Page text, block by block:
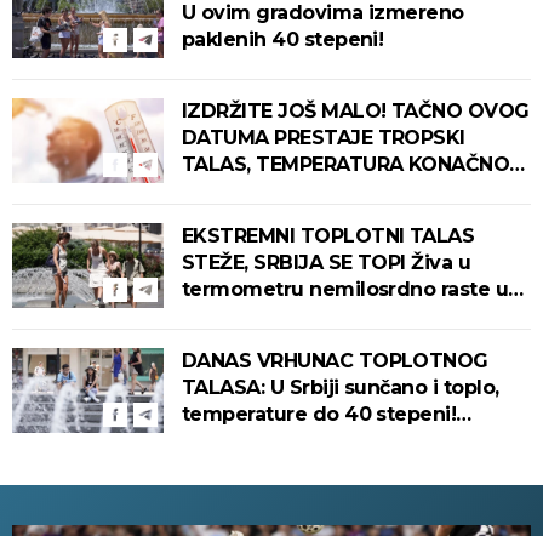
U ovim gradovima izmereno
paklenih 40 stepeni!
IZDRŽITE JOŠ MALO! TAČNO OVOG
DATUMA PRESTAJE TROPSKI
TALAS, TEMPERATURA KONAČNO
EKSTREMNI TOPLOTNI TALAS
STEŽE, SRBIJA SE TOPI Živa u
termometru nemilosrdno raste u
DANAS VRHUNAC TOPLOTNOG
TALASA: U Srbiji sunčano i toplo,
temperature do 40 stepeni!